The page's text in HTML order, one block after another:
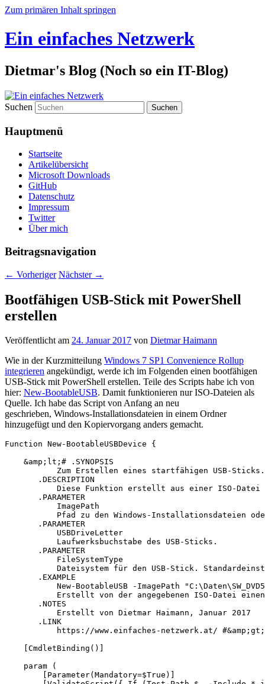
Zum primären Inhalt springen
Ein einfaches Netzwerk
Dietmar's Blog (Noch so ein IT-Blog)
Suchen
Hauptmenü
Startseite
Artikelübersicht
Microsoft Downloads
GitHub
Datenschutz
Impressum
Twitter
Über mich
Beitragsnavigation
← Vorheriger Nächster →
Bootfähigen USB-Stick mit PowerShell
erstellen
Veröffentlicht am 24. Januar 2017 von Dietmar Haimann
Wie in der Kurzmitteilung Windows 7 SP1 Convenience Rollup
integrieren angekündigt, werde ich im Folgenden einen bootfähigen
USB-Stick mit PowerShell erstellen. Teile des Scripts habe ich von
hier: New-BootableUSB. Damit funktionieren nur ISO-Dateien als
Quelle. Ich habe das Script von Anfang an neu
geschrieben, Windows-Installationsdateien in einem Ordner
hinzugefügt und den Kopiervorgang anders gemacht.
Function New-BootableUSBDevice {
    &amp;lt;# .SYNOPSIS
           Zum Erstellen eines startfähigen USB-Sticks.
       .DESCRIPTION
Diese Funktion erstellt aus einer ISO-
       .PARAMETER
           ImagePath
Pfad zu den Windows-Installationsdateien
       .PARAMETER
           USBDriveLetter
           Laufwerksbuchstabe des USB-Sticks.
       .PARAMETER
           FileSystemType
Dateisystem für den USB-Stick.
       .EXAMPLE
New-BootableUSB -ImagePath
Erstellt von der angegebenen ISO-Datei
       .NOTES
           Erstellt von Dietmar Haimann, Januar 2017
       .LINK
           https://www.einfaches-netzwerk.at/ #&amp;gt;
    [CmdletBinding()]
    param (
        [Parameter(Mandatory=$True)]